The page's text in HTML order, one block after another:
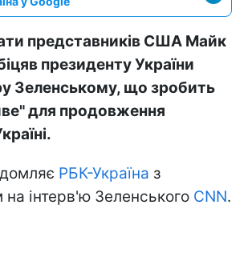
представників США Майк
президенту України
Зеленському, що зробить
для продовження
РБК-Україна з
інтерв'ю Зеленського СNN.